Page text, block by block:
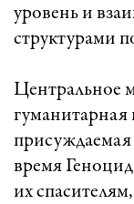
уровень и
структурами
Центральное
гуманитарная
время
их